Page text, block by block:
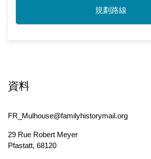
規劃路線
資料
FR_Mulhouse@familyhistorymail.org
29 Rue Robert Meyer
Pfastatt, 68120